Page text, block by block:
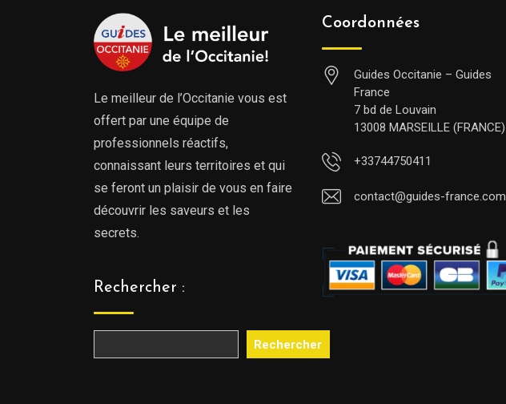
Le meilleur de l’Occitanie vous est
offert par une équipe de
professionnels réactifs,
connaissant leurs territoires et qui
se feront un plaisir de vous en faire
découvrir les saveurs et les
secrets.
Rechercher :
Rechercher
Coordonnées
Guides Occitanie – Guides
France
7 bd de Louvain
13008 MARSEILLE (FRANCE)
+33744750411
contact@guides-france.com